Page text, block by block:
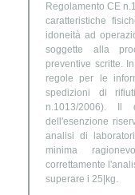
Regolamento CE
caratteristiche
idoneità ad
soggette alla
preventive scritte.
regole per le
spedizioni di
n.1013/2006). Il
dell'esenzione
analisi di
minima
correttamente
superare i 25|kg.